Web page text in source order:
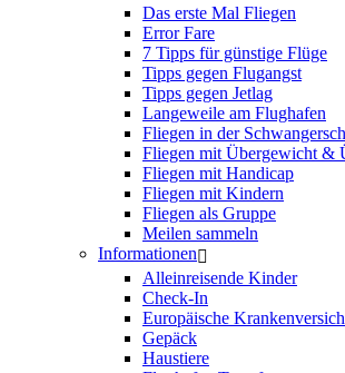
Das erste Mal Fliegen
Error Fare
7 Tipps für günstige Flüge
Tipps gegen Flugangst
Tipps gegen Jetlag
Langeweile am Flughafen
Fliegen in der
Fliegen mit Übergewicht &
Fliegen mit Handicap
Fliegen mit Kindern
Fliegen als Gruppe
Meilen sammeln
Informationen
Alleinreisende Kinder
Check-In
Europäische
Gepäck
Haustiere